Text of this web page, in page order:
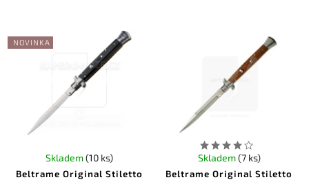
Nejdražší
Nejprodávanější
Abecedně
NOVINKA
Beltrame Original Stiletto
Skladem(10 ks)
Beltrame Original Stiletto
Skladem(7 ks)